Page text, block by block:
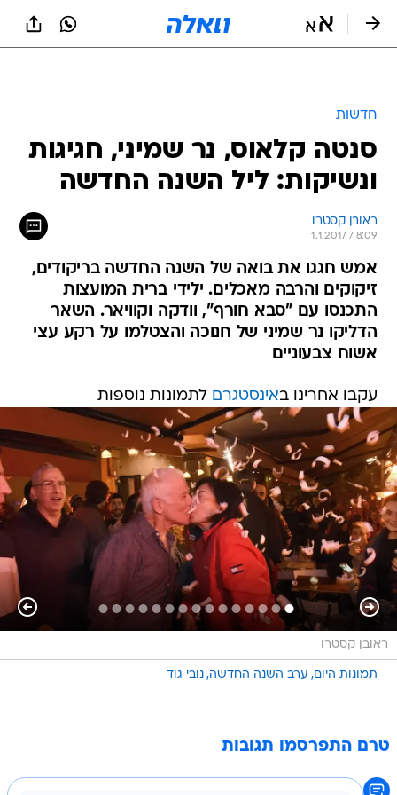
חדשות
סנטה קלאוס, נר שמיני, חגיגות
ונשיקות: ליל השנה החדשה
ראובן קסטרו
1.1.2017 / 8:09
אמש חגגו את בואה של השנה החדשה בריקודים,
זיקוקים והרבה מאכלים. ילידי ברית המועצות
התכנסו עם "סבא חורף", וודקה וקוויאר. השאר
הדליקו נר שמיני של חנוכה והצטלמו על רקע עצי
אשוח צבעוניים
עקבו אחרינו באינסטגרם לתמונות נוספות
ראובן קסטרו
תמונות היום ערב השנה החדשה נובי גוד
טרם התפרסמו תגובות